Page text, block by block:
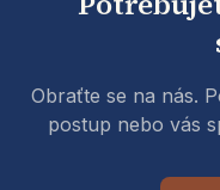
Obraťte se na nás.
postup nebo vás